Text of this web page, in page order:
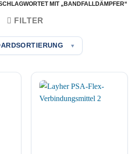
MIT „BANDFALLDÄMPFER“
FILTER
▼